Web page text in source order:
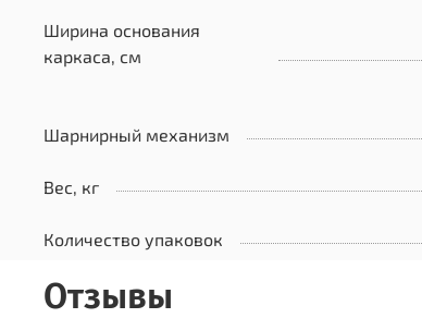
Ширина основания
каркаса, см
Шарнирный механизм
Вес, кг
Количество упаковок
Отзывы